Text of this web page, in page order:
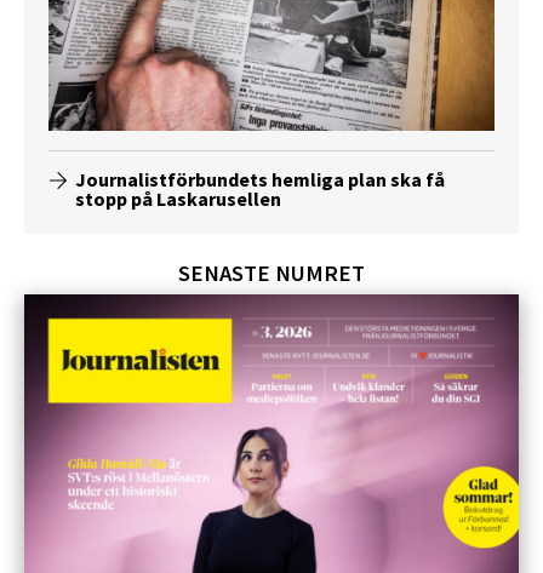
Journalistförbundets hemliga plan ska få
stopp på Laskarusellen
SENASTE NUMRET